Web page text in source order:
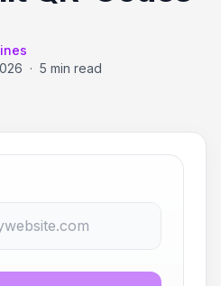
· 5 min read